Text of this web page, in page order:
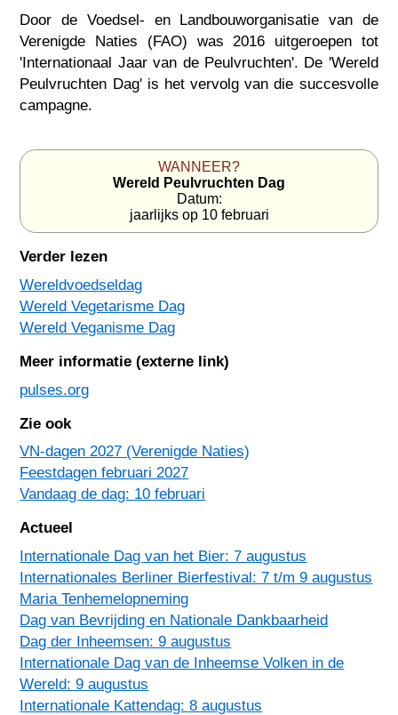
Door de Voedsel- en Landbouworganisatie van de
Verenigde Naties (FAO) was 2016 uitgeroepen tot
'Internationaal Jaar van de Peulvruchten'. De 'Wereld
Peulvruchten Dag' is het vervolg van die succesvolle
campagne.
WANNEER?
Wereld Peulvruchten Dag
Datum:
jaarlijks op 10 februari
Verder lezen
Wereldvoedseldag
Wereld Vegetarisme Dag
Wereld Veganisme Dag
Meer informatie (externe link)
pulses.org
Zie ook
VN-dagen 2027 (Verenigde Naties)
Feestdagen februari 2027
Vandaag de dag: 10 februari
Actueel
Internationale Dag van het Bier: 7 augustus
Internationales Berliner Bierfestival: 7 t/m 9 augustus
Maria Tenhemelopneming
Dag van Bevrijding en Nationale Dankbaarheid
Dag der Inheemsen: 9 augustus
Internationale Dag van de Inheemse Volken in de
Wereld: 9 augustus
Internationale Kattendag: 8 augustus